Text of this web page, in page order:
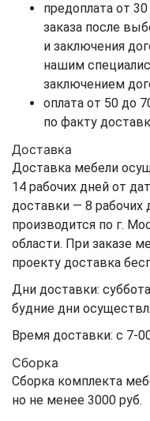
предоплата от
заказа после
и заключения
нашим
заключением
оплата от 50 до
по факту
Доставка
Доставка мебели
14 рабочих дней от
доставки — 8 рабочих
производится по г.
области. При заказе
проекту доставка
Дни доставки:
будние дни
Время доставки: с 7-
Сборка
Сборка комплекта
но не менее 3000 руб.